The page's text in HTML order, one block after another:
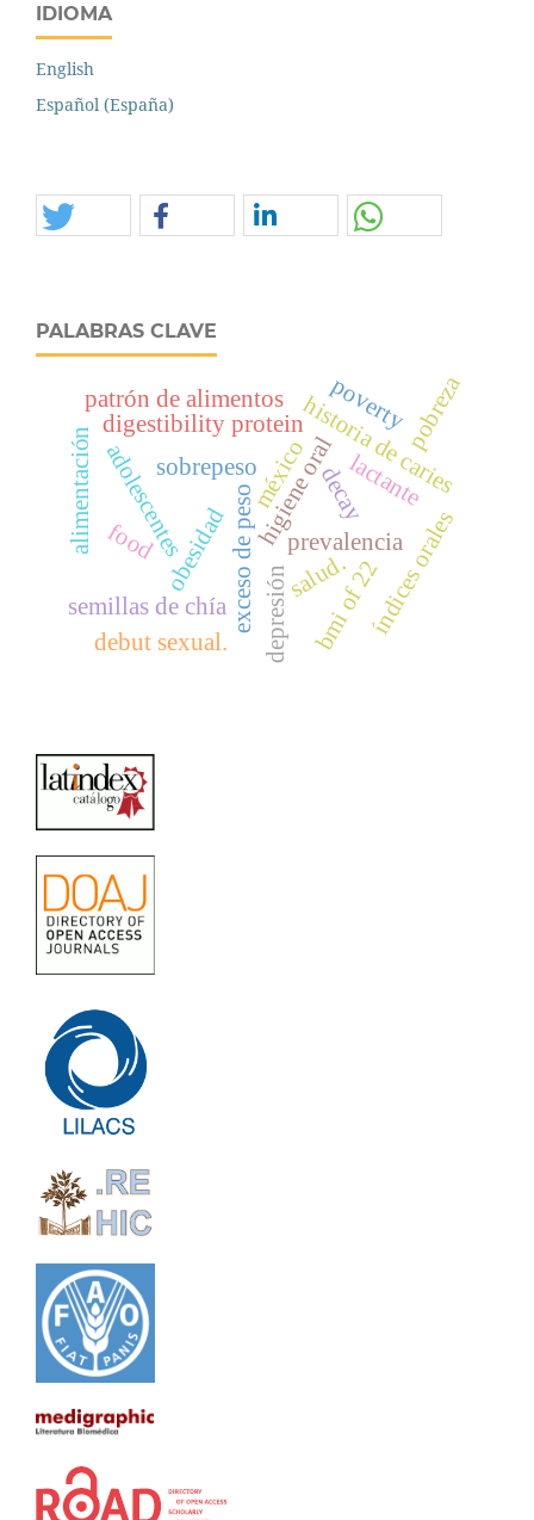
IDIOMA
English
Español (España)
PALABRAS CLAVE
lactante
prevalencia
exceso de peso
sobrepeso
obesidad
adolescentes higiene oralhistoria de caries
índices orales
decay
semillas de chía
digestibility protein
patrón de alimentos
depresión bmi of 22
alimentación
pobreza
méxico
food
poverty
salud.
debut sexual.